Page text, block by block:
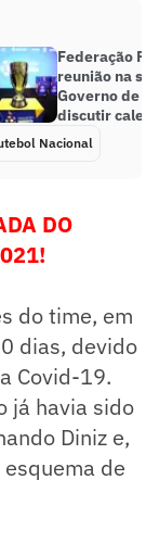
Federação
reunião na
Governo de
discutir
Nacional
DO
do time, em
dias, devido
Covid-19.
já havia sido
Diniz e,
de